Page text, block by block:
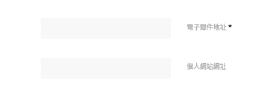
電子郵件地址 *
個人網站網址